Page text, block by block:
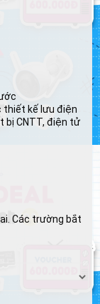
thiết kế lưu điện
bị CNTT, điện tử
Các trường bắt